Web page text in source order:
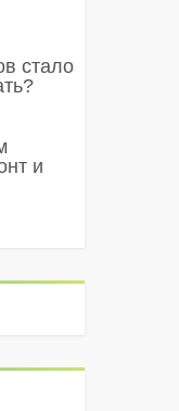
стало
и